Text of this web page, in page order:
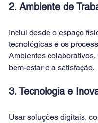
2. Ambiente de
Inclui desde o espaço
tecnológicas e os
Ambientes
bem-estar e a satisfação.
3. Tecnologia e
Usar soluções digitais,